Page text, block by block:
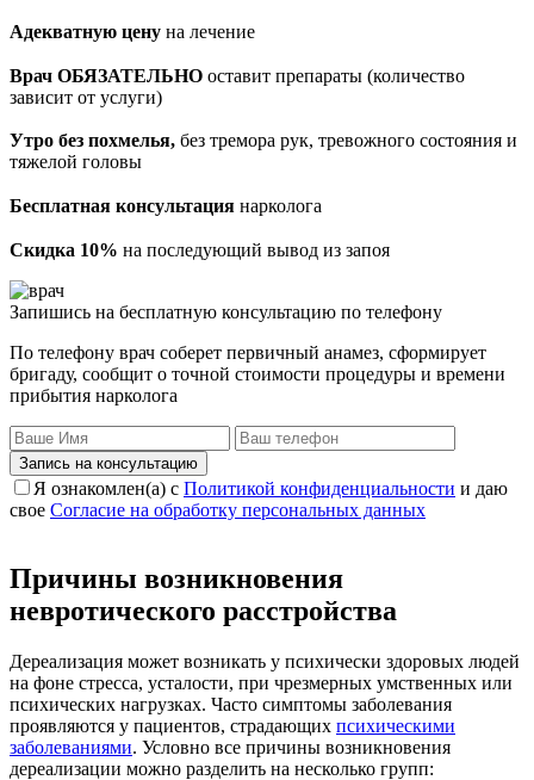
Адекватную цену на лечение
Врач ОБЯЗАТЕЛЬНО оставит препараты (количество
зависит от услуги)
Утро без похмелья, без тремора рук, тревожного состояния и
тяжелой головы
Бесплатная консультация нарколога
Скидка 10% на последующий вывод из запоя
Запишись на бесплатную консультацию по телефону
По телефону врач соберет первичный анамез, сформирует
бригаду, сообщит о точной стоимости процедуры и времени
прибытия нарколога
Запись на консультацию
Я ознакомлен(а) с Политикой конфиденциальности и даю
свое Согласие на обработку персональных данных
Причины возникновения
невротического расстройства
Дереализация может возникать у психически здоровых людей
на фоне стресса, усталости, при чрезмерных умственных или
психических нагрузках. Часто симптомы заболевания
проявляются у пациентов, страдающих психическими
заболеваниями. Условно все причины возникновения
дереализации можно разделить на несколько групп: